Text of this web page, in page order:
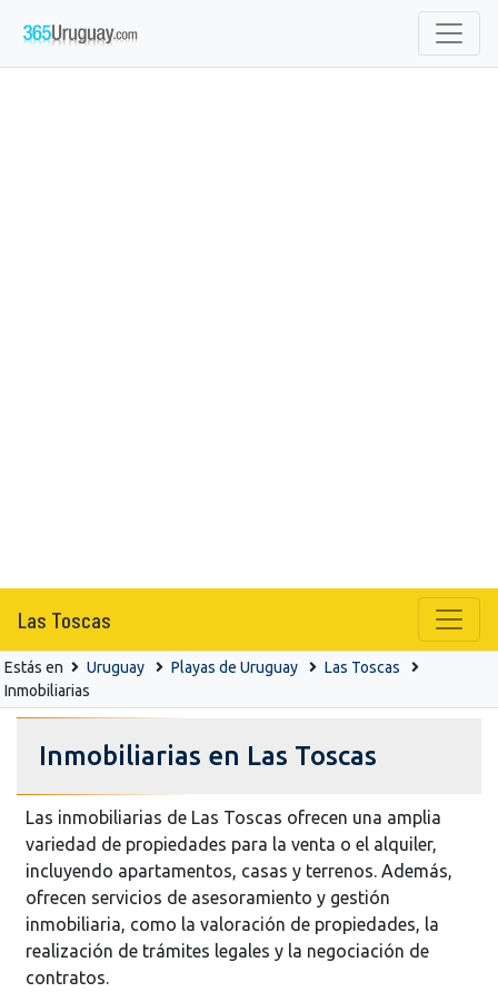
Las Toscas
Estás en Uruguay Playas de Uruguay
Las Toscas
Inmobiliarias
Inmobiliarias en Las Toscas
Las inmobiliarias de Las Toscas ofrecen una amplia
variedad de propiedades para la venta o el alquiler,
incluyendo apartamentos, casas y terrenos. Además,
ofrecen servicios de asesoramiento y gestión
inmobiliaria, como la valoración de propiedades, la
realización de trámites legales y la negociación de
contratos.